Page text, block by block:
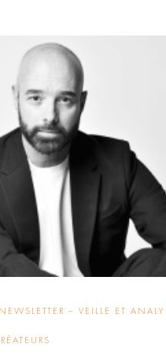
NEWSLETTER – VEILLE ET